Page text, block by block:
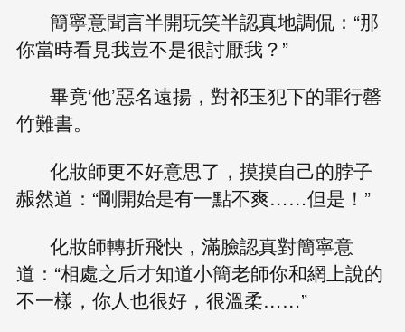
簡寧意聞言半開玩笑半認真地調侃：“那
你當時看見我豈不是很討厭我？”
畢竟‘他’惡名遠揚，對祁玉犯下的罪行罄
竹難書。
化妝師更不好意思了，摸摸自己的脖子
赧然道：“剛開始是有一點不爽……但是！”
化妝師轉折飛快，滿臉認真對簡寧意
道：“相處之后才知道小簡老師你和網上說的
不一樣，你人也很好，很溫柔……”